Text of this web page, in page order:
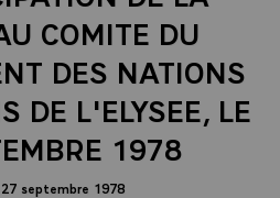
COMITE DU
DES NATIONS
DE L'ELYSEE, LE
1978
septembre 1978